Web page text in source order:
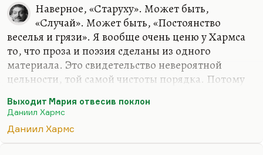
Наверное, «Старуху». Может быть,
«Случай». Может быть, «Постоянство
веселья и грязи». Я вообще очень ценю у Хармса
то, что проза и поэзия сделаны из одного
материала. Это свидетельство невероятной
цельности, той самой чистоты порядка. Потому
поэзия – это то, что ты откуда-то получаешь. Но
Хармс, видимо, все это откуда-то получал и умел
это переводить на дневной язык. Ведь абсурд
Выходит Мария отвесив поклон
Даниил Хармс
Даниил Хармс